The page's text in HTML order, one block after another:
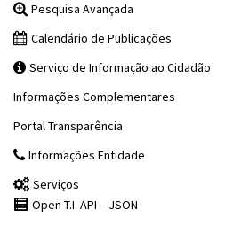
Pesquisa Avançada
Calendário de Publicações
Serviço de Informação ao Cidadão
Informações Complementares
Portal Transparência
Informações Entidade
Serviços
Open T.I. API – JSON